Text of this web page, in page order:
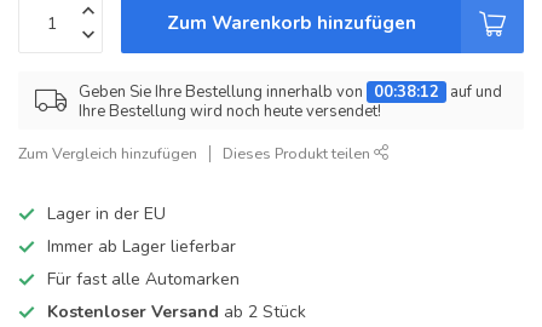
Zum Warenkorb hinzufügen
Geben Sie Ihre Bestellung innerhalb von 00:38:12
auf und
Ihre Bestellung wird noch heute versendet!
Zum Vergleich hinzufügen Dieses Produkt teilen
Lager in der EU
Immer ab Lager lieferbar
Für fast alle Automarken
Kostenloser Versand ab 2 Stück